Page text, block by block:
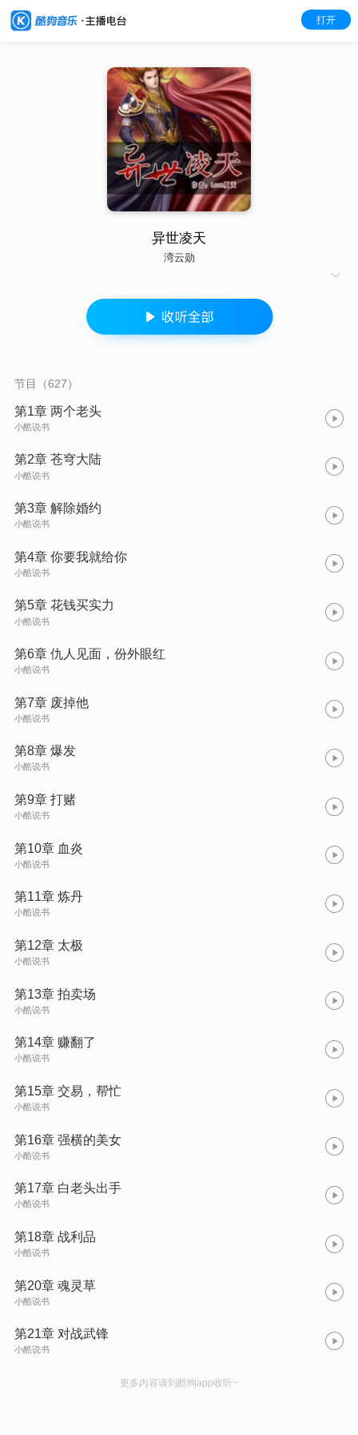
打开
异世凌天
湾云勋
节目（627）
第1章 两个老头
小酷说书
第2章 苍穹大陆
小酷说书
第3章 解除婚约
小酷说书
第4章 你要我就给你
小酷说书
第5章 花钱买实力
小酷说书
第6章 仇人见面，份外眼红
小酷说书
第7章 废掉他
小酷说书
第8章 爆发
小酷说书
第9章 打赌
小酷说书
第10章 血炎
小酷说书
第11章 炼丹
小酷说书
第12章 太极
小酷说书
第13章 拍卖场
小酷说书
第14章 赚翻了
小酷说书
第15章 交易，帮忙
小酷说书
第16章 强横的美女
小酷说书
第17章 白老头出手
小酷说书
第18章 战利品
小酷说书
第20章 魂灵草
小酷说书
第21章 对战武锋
小酷说书
更多内容请到酷狗app收听~